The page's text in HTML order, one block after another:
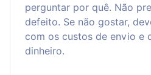
perguntar por quê. Não
defeito. Se não gostar,
com os custos de envio e
dinheiro.